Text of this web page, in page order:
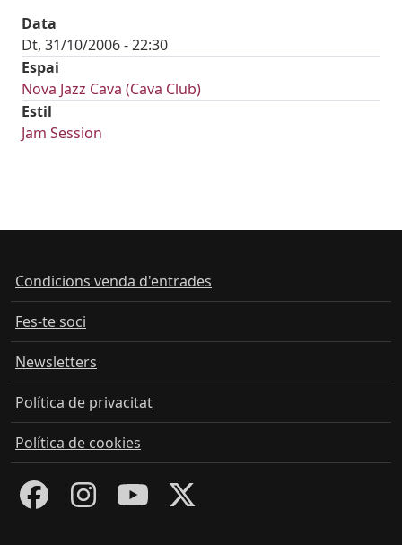
Data
Dt, 31/10/2006 - 22:30
Espai
Nova Jazz Cava (Cava Club)
Estil
Jam Session
Condicions venda d'entrades
Fes-te soci
Newsletters
Política de privacitat
Política de cookies